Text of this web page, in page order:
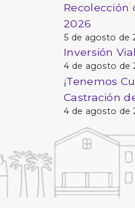
Recolección
2026
5 de agosto de
Inversión
4 de agosto de
¡Tenemos
Castración
4 de agosto de